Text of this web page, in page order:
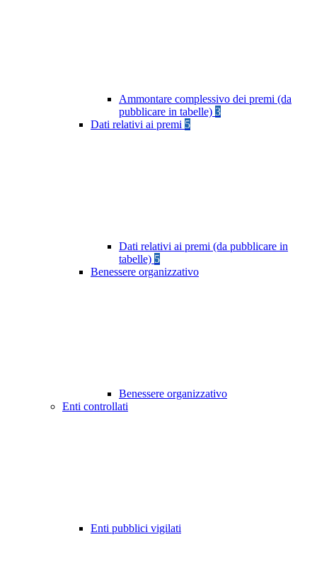
Ammontare complessivo dei premi (da
pubblicare in tabelle) 3
Dati relativi ai premi 5
Dati relativi ai premi (da pubblicare in
tabelle) 5
Benessere organizzativo
Benessere organizzativo
Enti controllati
Enti pubblici vigilati